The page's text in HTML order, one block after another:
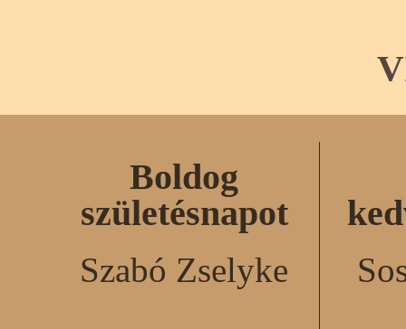
Boldog
születésnapot
Szabó Zselyke